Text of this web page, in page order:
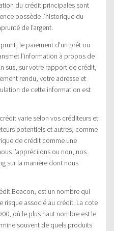
du crédit principales sont
possède l’historique du
de l’argent.
le paiement d’un prêt ou
l’information à propos de
sus, sur votre rapport de crédit,
rendu, votre adresse et
de cette information est
varie selon vos créditeurs et
potentiels et autres, comme
de crédit comme une
l’appréciions ou non, nos
sur la manière dont nous
Beacon, est un nombre qui
risque associé au crédit. La cote
où le plus haut nombre est le
souvent de quels produits